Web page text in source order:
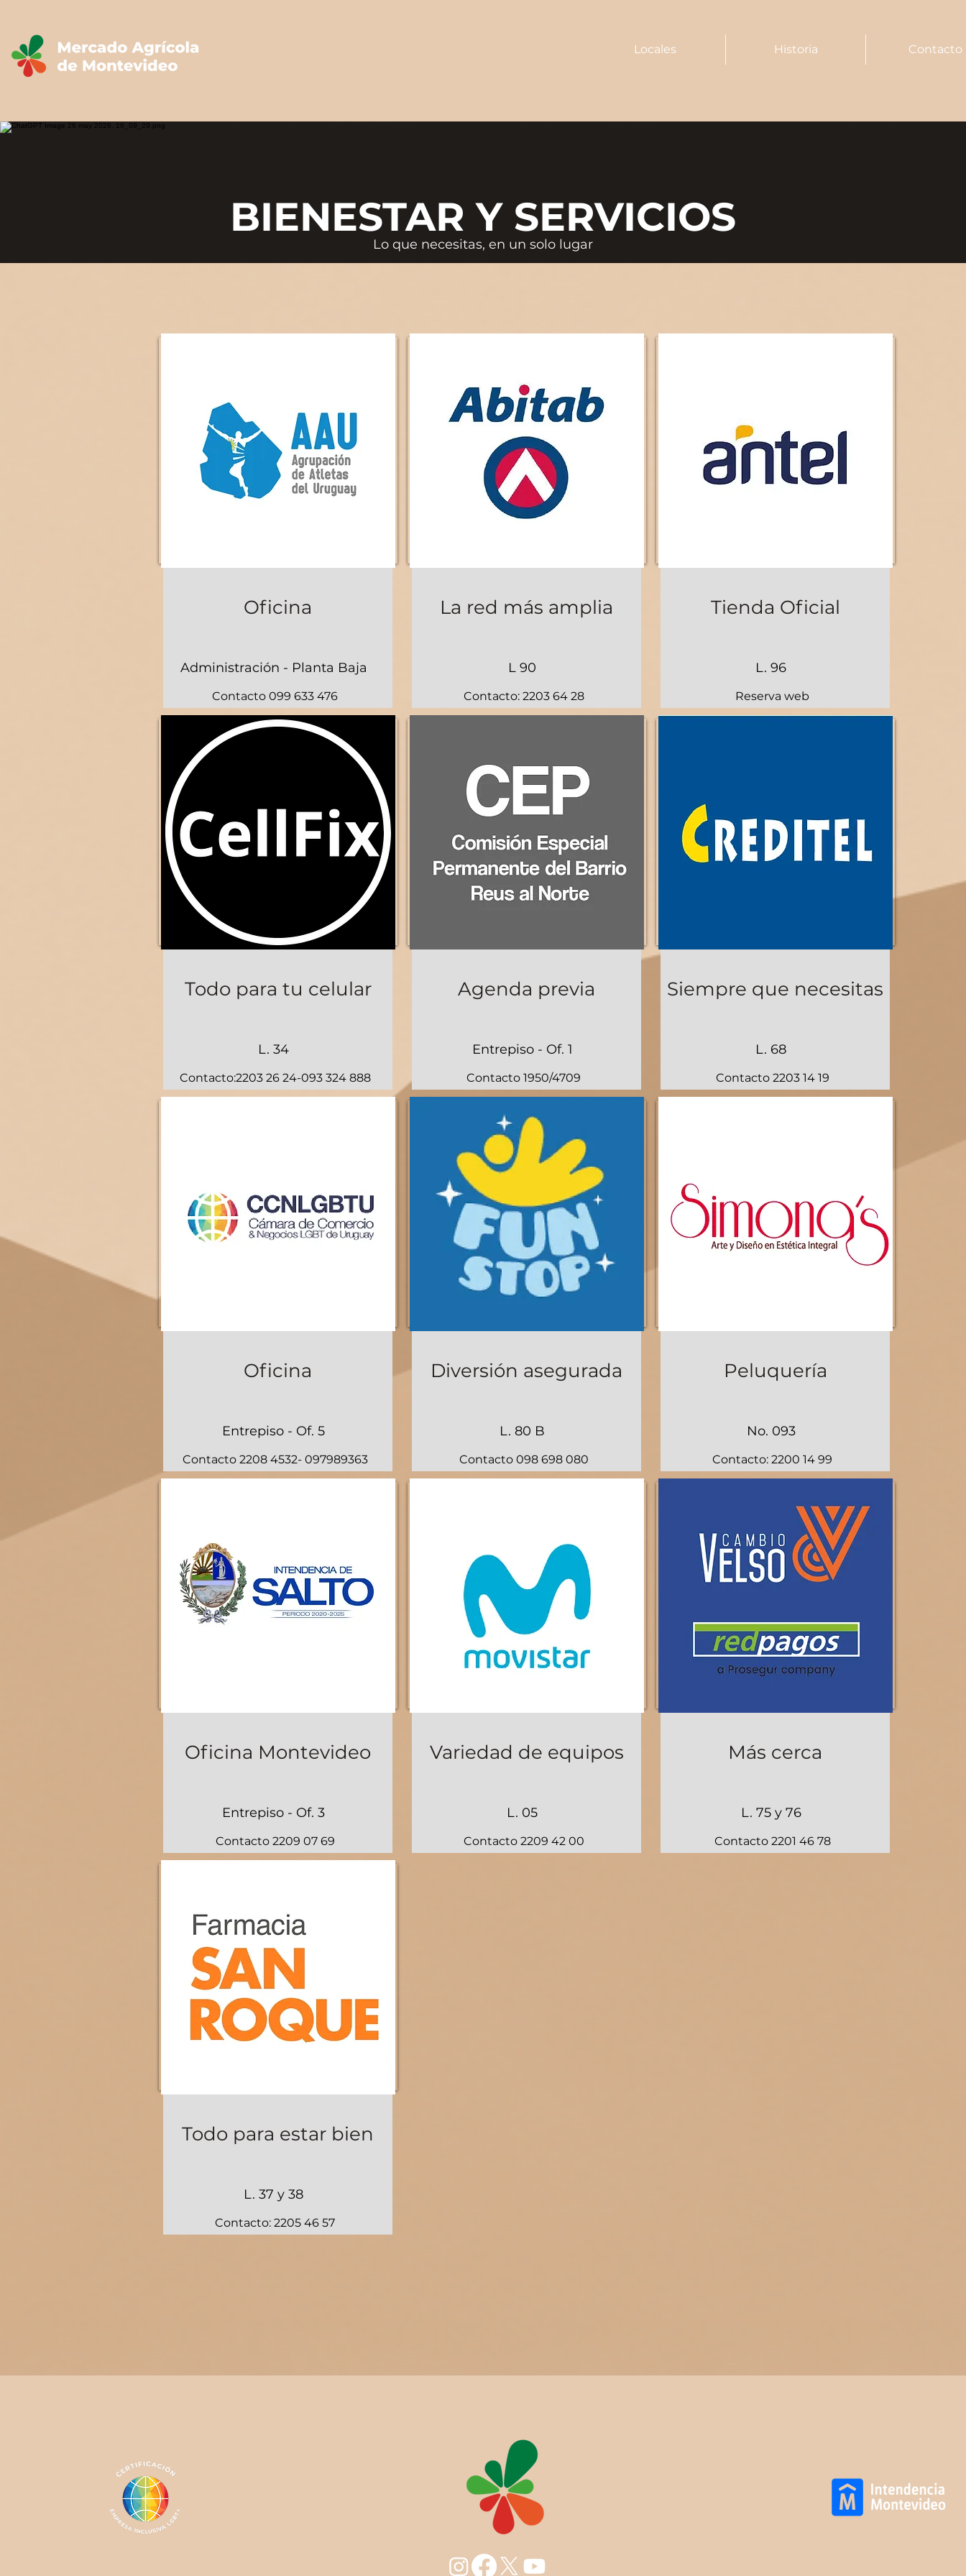
Locales Historia Contacto
BIENESTAR Y SERVICIOS
BIENESTAR Y SERVICIOS
Lo que necesitas, en un solo lugar
Oficina
Administración - Planta Baja
Contacto 099 633 476
Todo para tu celular
L. 34
Contacto:2203 26 24-093 324 888
Oficina
Entrepiso - Of. 5
Contacto 2208 4532- 097989363
Oficina Montevideo
Entrepiso - Of. 3
Contacto 2209 07 69
Todo para estar bien
L. 37 y 38
Contacto: 2205 46 57
La red más amplia
L 90
Contacto: 2203 64 28
Agenda previa
Entrepiso - Of. 1
Contacto 1950/4709
Diversión asegurada
L. 80 B
Contacto 098 698 080
Variedad de equipos
L. 05
Contacto 2209 42 00
Tienda Oficial
L. 96
Reserva web
Siempre que necesitas
L. 68
Contacto 2203 14 19
Peluquería
No. 093
Contacto: 2200 14 99
Más cerca
L. 75 y 76
Contacto 2201 46 78